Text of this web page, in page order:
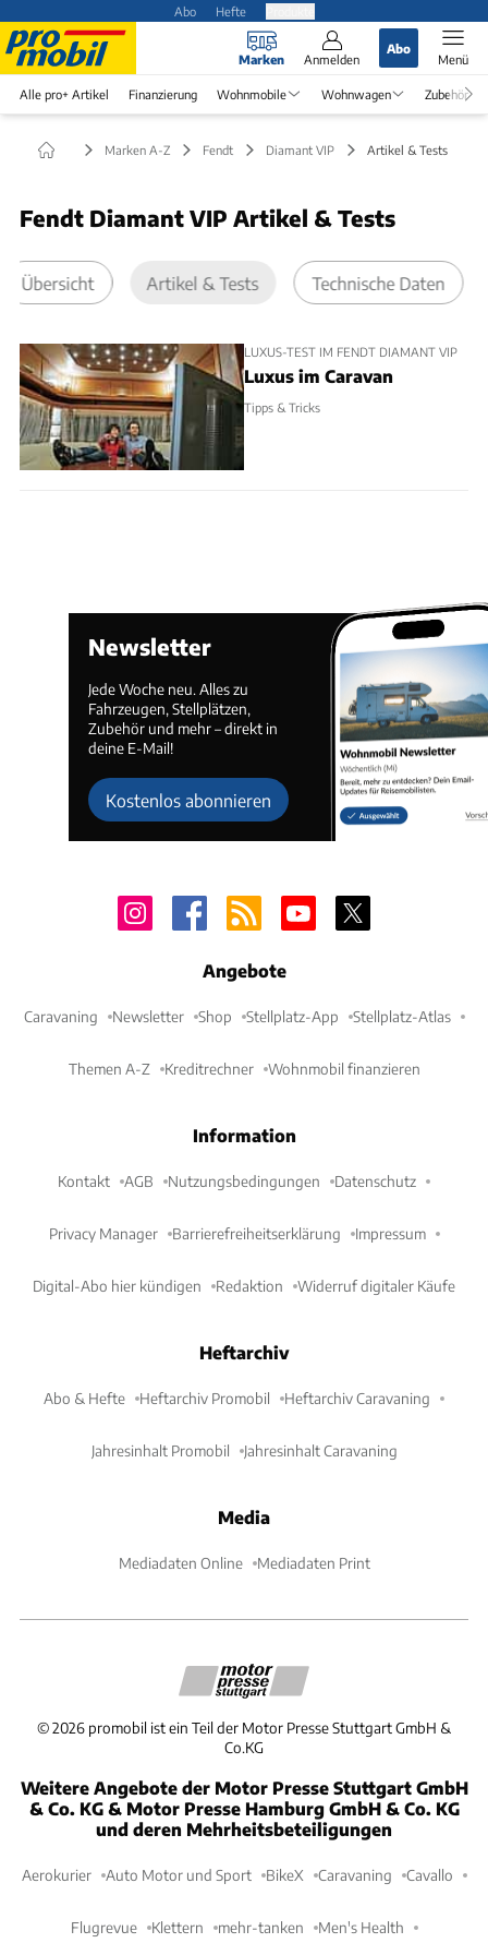
Abo Hefte
Marken Anmelden
Abo
Menü
Alle pro+ Artikel Finanzierung Wohnmobile Wohnwagen Zubehör
Marken A-Z Fendt Diamant VIP Artikel & Tests
Fendt Diamant VIP Artikel & Tests
Übersicht Artikel & Tests Technische Daten
LUXUS-TEST IM FENDT DIAMANT VIP
Luxus im Caravan
Tipps & Tricks
Newsletter
Jede Woche neu. Alles zu
Fahrzeugen, Stellplätzen,
Zubehör und mehr – direkt in
deine E-Mail!
Kostenlos abonnieren
Angebote
Caravaning Newsletter Shop Stellplatz-App Stellplatz-Atlas
Themen A-Z Kreditrechner Wohnmobil finanzieren
Information
Kontakt AGB Nutzungsbedingungen Datenschutz
Privacy Manager Barrierefreiheitserklärung Impressum
Digital-Abo hier kündigen Redaktion Widerruf digitaler Käufe
Heftarchiv
Abo & Hefte Heftarchiv Promobil Heftarchiv Caravaning
Jahresinhalt Promobil Jahresinhalt Caravaning
Media
Mediadaten Online Mediadaten Print
©2026 promobil ist ein Teil der Motor Presse Stuttgart GmbH &
Co.KG
Weitere Angebote der Motor Presse Stuttgart GmbH
& Co. KG & Motor Presse Hamburg GmbH & Co. KG
und deren Mehrheitsbeteiligungen
Aerokurier Auto Motor und Sport BikeX Caravaning Cavallo
Flugrevue Klettern mehr-tanken Men's Health